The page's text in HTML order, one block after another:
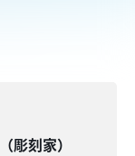
彫刻家）